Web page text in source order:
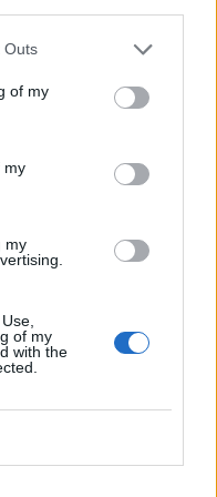
Outs
of my
my
my
of my
with the
Estrellas: